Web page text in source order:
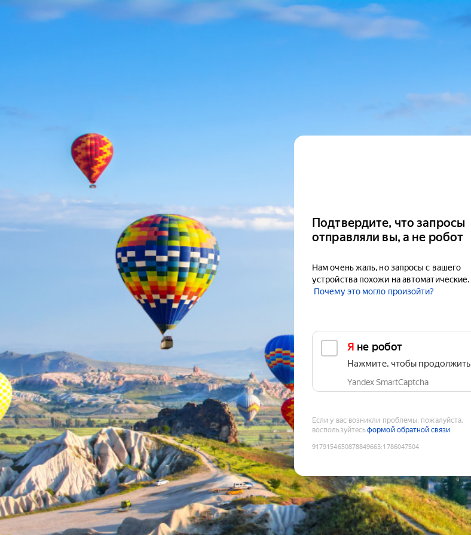
Подтвердите, что запросы
отправляли вы, а не робот
Нам очень жаль, но запросы с вашего
устройства похожи на автоматические.
Почему это могло произойти?
Я не робот
Нажмите, чтобы продолжить
Yandex SmartCaptcha
Если у вас возникли проблемы, пожалуйста,
воспользуйтесьформой обратной связи
9179154650878849663:1786047504